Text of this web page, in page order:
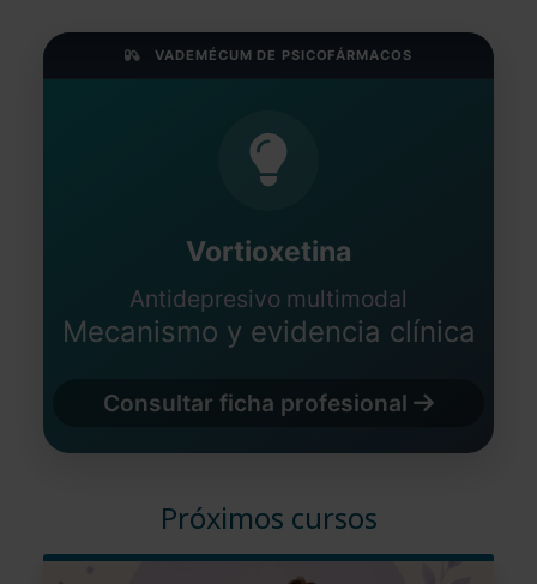
VADEMÉCUM DE PSICOFÁRMACOS
Vortioxetina
Antidepresivo multimodal
Mecanismo y evidencia clínica
Consultar ficha profesional
Próximos cursos